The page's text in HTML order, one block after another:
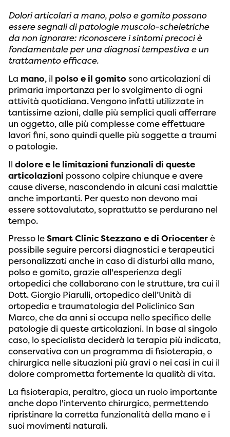
Dolori articolari a mano, polso e gomito possono
essere segnali di patologie muscolo-scheletriche
da non ignorare: riconoscere i sintomi precoci è
fondamentale per una diagnosi tempestiva e un
trattamento efficace.
La mano, il polso e il gomito sono articolazioni di
primaria importanza per lo svolgimento di ogni
attività quotidiana. Vengono infatti utilizzate in
tantissime azioni, dalle più semplici quali afferrare
un oggetto, alle più complesse come effettuare
lavori fini, sono quindi quelle più soggette a traumi
o patologie.
Il dolore e le limitazioni funzionali di queste
articolazioni possono colpire chiunque e avere
cause diverse, nascondendo in alcuni casi malattie
anche importanti. Per questo non devono mai
essere sottovalutato, soprattutto se perdurano nel
tempo.
Presso leSmart Clinic Stezzano e di Oriocenterè
possibile seguire percorsi diagnostici e terapeutici
personalizzati anche in caso di disturbi alla mano,
polso e gomito, grazie all'esperienza degli
ortopedici che collaborano con le strutture, tra cui il
Dott. Giorgio Piarulli, ortopedico dell’Unità di
ortopedia e traumatologia del Policlinico San
Marco, che da anni si occupa nello specifico delle
patologie di queste articolazioni. In base al singolo
caso, lo specialista deciderà la terapia più indicata,
conservativa con un programma di fisioterapia, o
chirurgica nelle situazioni più gravi o nei casi in cui il
dolore comprometta fortemente la qualità di vita.
La fisioterapia, peraltro, gioca un ruolo importante
anche dopo l'intervento chirurgico, permettendo
ripristinare la corretta funzionalità della mano e i
suoi movimenti naturali.